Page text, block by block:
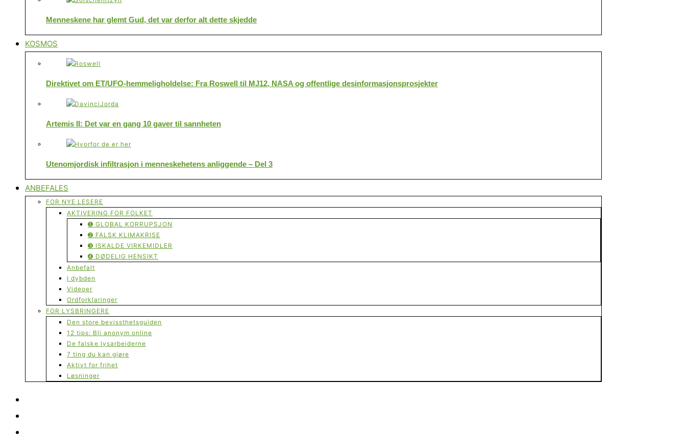
Menneskene har glemt Gud, det var derfor alt dette skjedde
KOSMOS
Direktivet om ET/UFO-hemmeligholdelse: Fra Roswell til MJ12, NASA og offentlige desinformasjonsprosjekter
Artemis II: Det var en gang 10 gaver til sannheten
Utenomjordisk infiltrasjon i menneskehetens anliggende – Del 3
ANBEFALES
FOR NYE LESERE
AKTIVERING FOR FOLKET
➊ GLOBAL KORRUPSJON
➋ FALSK KLIMAKRISE
➌ ISKALDE VIRKEMIDLER
➍ DØDELIG HENSIKT
Anbefalt
I dybden
Videoer
Ordforklaringer
FOR LYSBRINGERE
Den store bevissthetsguiden
12 tips: Bli anonym online
De falske lysarbeiderne
7 ting du kan gjøre
Aktivt for frihet
Løsninger